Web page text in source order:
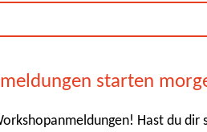
starten
Hast du dir